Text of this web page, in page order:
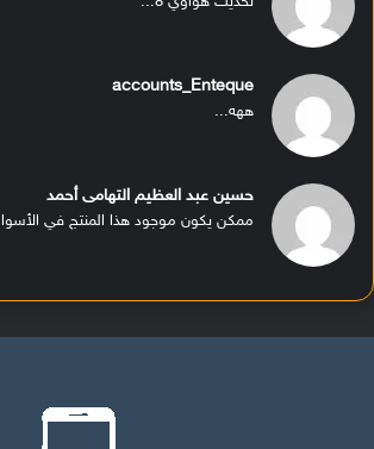
accounts_Enteque
ههه...
حسين عبد العظيم التهامى أحمد
ممكن يكون موجود هذا المنتج في